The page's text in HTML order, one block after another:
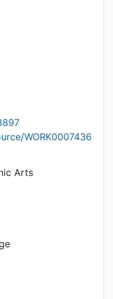
WORK0007436
Arts